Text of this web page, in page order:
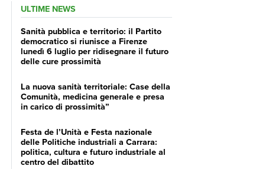
ULTIME NEWS
Sanità pubblica e territorio: il Partito
democratico si riunisce a Firenze
lunedì 6 luglio per ridisegnare il futuro
delle cure prossimità
La nuova sanità territoriale: Case della
Comunità, medicina generale e presa
in carico di prossimità”
Festa de l’Unità e Festa nazionale
delle Politiche industriali a Carrara:
politica, cultura e futuro industriale al
centro del dibattito